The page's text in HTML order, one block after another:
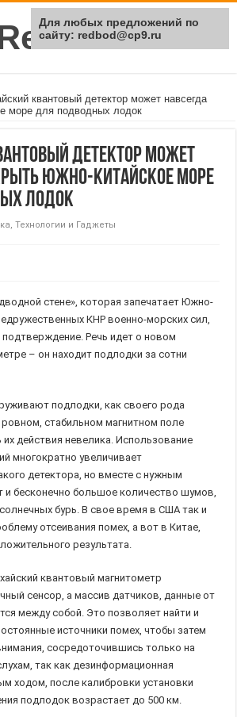
Red
квантовый детектор может навсегда
море для подводных лодок
детектор может
Южно-Китайское море
лодок
,Технологии и Гаджеты
стене», которая запечатает Южно-
КНР военно-морских сил,
Речь идет о новом
– он находит подлодки за сотни
подлодки, как своего рода
стабильном магнитном поле
действия невелика. Использование
многократно увеличивает
детектора, но вместе с нужным
и бесконечно большое количество шумов,
бурь. В свое время в США так и
отсеивания помех, а вот в Китае,
результата.
квантовый магнитометр
сенсор, а массив датчиков, данные от
между собой. Это позволяет найти и
источники помех, чтобы затем
сосредоточившись только на
так как дезинформационная
ходом, после калибровки установки
подлодок возрастает до 500 км.
Для любых предложений по
сайту: redbod@cp9.ru